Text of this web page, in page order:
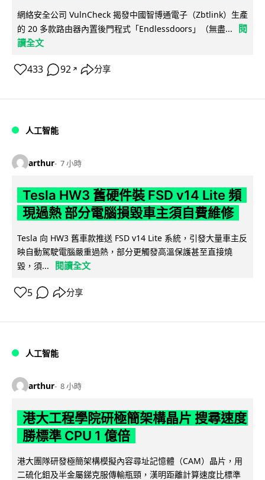
網絡安全公司 VulnCheck 揭發中國智博通電子（Zbtlink）生產
的 20 多款路由器內置後門程式「Endlessdoors」（無盡...
閱
讀全文
433 92 ↗ 分享
人工智能
arthur 7 小時
Tesla HW3 舊硬件裝 FSD v14 Lite 頻
現過熱 部分電腦損毀車主須自費維修
Tesla 向 HW3 舊車款推送 FSD v14 Lite 系統，引發大量車主反
映自動駕駛電腦嚴重過熱，部分更觸發高溫保護甚至直接燒
毀，須...
閱讀全文
5 分享
人工智能
arthur 8 小時
港大工程學院研極簡架構晶片 搜尋速度
勝標準 CPU 1 億倍
港大團隊研發極簡架構模擬內容尋址記憶體（CAM）晶片，用
二硫化鉬及半金屬銻克服傳輸瓶頸，漢明距離計算速度比標準